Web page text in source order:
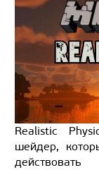
Realistic
шейдер,